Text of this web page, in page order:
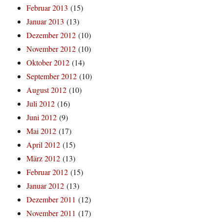
Februar 2013 (15)
Januar 2013 (13)
Dezember 2012 (10)
November 2012 (10)
Oktober 2012 (14)
September 2012 (10)
August 2012 (10)
Juli 2012 (16)
Juni 2012 (9)
Mai 2012 (17)
April 2012 (15)
März 2012 (13)
Februar 2012 (15)
Januar 2012 (13)
Dezember 2011 (12)
November 2011 (17)